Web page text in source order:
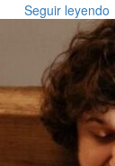
Seguir leyendo